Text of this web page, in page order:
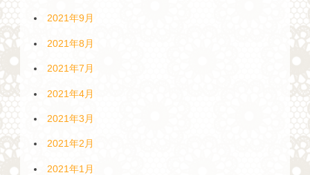
2021年9月
2021年8月
2021年7月
2021年4月
2021年3月
2021年2月
2021年1月